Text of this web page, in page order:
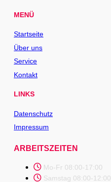
MENÜ
Startseite
Über uns
Service
Kontakt
LINKS
Datenschutz
Impressum
ARBEITSZEITEN
Mo-Fr 08:00-17:00
Samstag 08:00-12:00